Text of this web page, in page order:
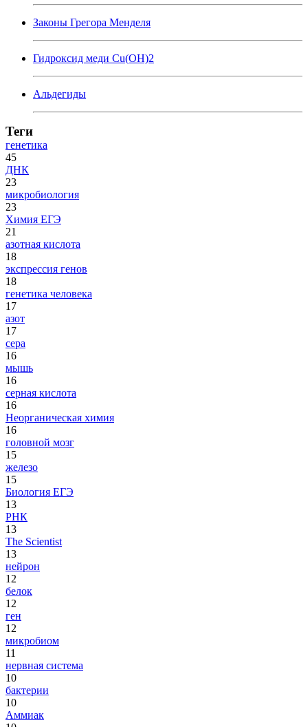
Законы Грегора Менделя
Гидроксид меди Cu(OH)2
Альдегиды
Теги
генетика
45
ДНК
23
микробиология
23
Химия ЕГЭ
21
азотная кислота
18
экспрессия генов
18
генетика человека
17
азот
17
сера
16
мышь
16
серная кислота
16
Неорганическая химия
16
головной мозг
15
железо
15
Биология ЕГЭ
13
РНК
13
The Scientist
13
нейрон
12
белок
12
ген
12
микробиом
11
нервная система
10
бактерии
10
Аммиак